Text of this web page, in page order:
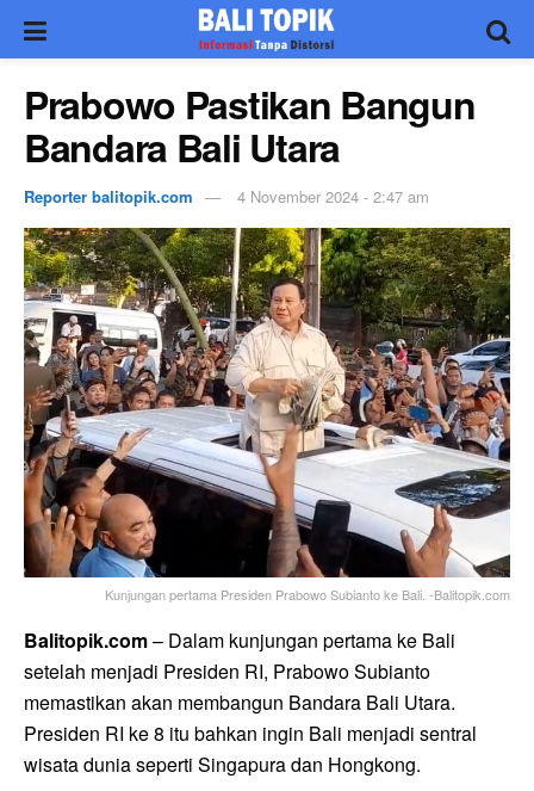
Prabowo Pastikan Bangun
Bandara Bali Utara
Reporter balitopik.com 4 November 2024 - 2:47 am
Kunjungan pertama Presiden Prabowo Subianto ke Bali. -Balitopik.com
Balitopik.com– Dalam kunjungan pertama ke Bali
setelah menjadi Presiden RI, Prabowo Subianto
memastikan akan membangun Bandara Bali Utara.
Presiden RI ke 8 itu bahkan ingin Bali menjadi sentral
wisata dunia seperti Singapura dan Hongkong.